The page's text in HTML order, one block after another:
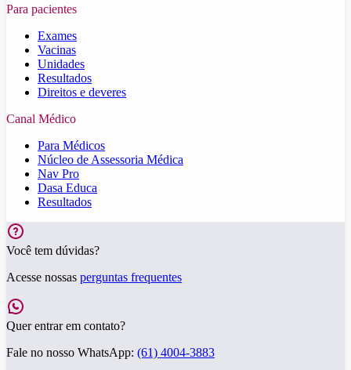
Para pacientes
Exames
Vacinas
Unidades
Resultados
Direitos e deveres
Canal Médico
Para Médicos
Núcleo de Assessoria Médica
Nav Pro
Dasa Educa
Resultados
Você tem dúvidas?
Acesse nossas perguntas frequentes
Quer entrar em contato?
Fale no nosso WhatsApp: (61) 4004-3883